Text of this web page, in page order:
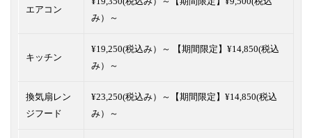
エアコン
み）～
キッチン
¥19,250(税込み）～ 【期間限定】¥14,850(税込
み）～
換気扇レン
ジフード
¥23,250(税込み）～【期間限定】¥14,850(税込
み）～